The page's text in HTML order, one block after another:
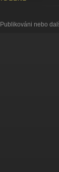
Publikováni nebo